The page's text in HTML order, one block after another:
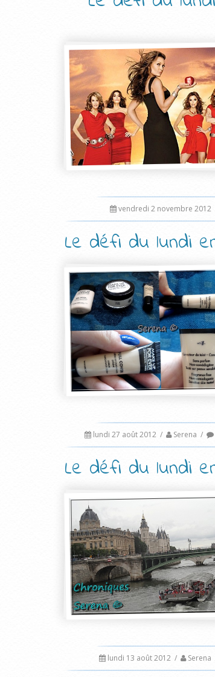
vendredi 2 novembre 2012
Le défi du lundi
lundi 27 août 2012 / Serena /
Le défi du lundi
lundi 13 août 2012 / Serena